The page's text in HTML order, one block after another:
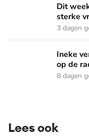
Dit weekend in
Dit
sterke
3 dagen
Ineke vertelt over
Ineke
op de
8 dagen
Lees ook